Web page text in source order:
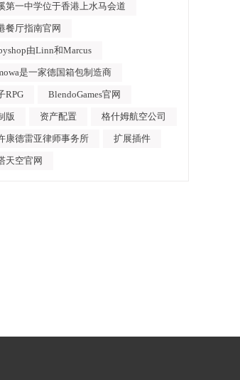
第一中学位于香港上水马会道
餐厅指南官网
由Linn和Marcus
是一家德国箱包制造商
RPG BlendoGames官网
版 资产配置 格什姆航空公司
康德雷亚律师事务所 扩展插件
天空官网